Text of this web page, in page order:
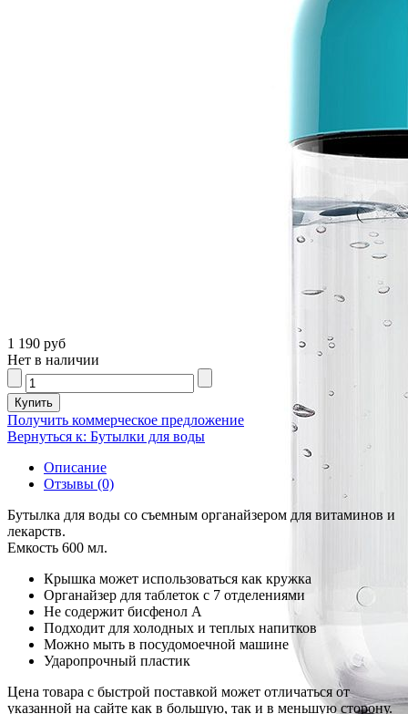
1 190 руб
Нет в наличии
Получить коммерческое предложение
Вернуться к: Бутылки для воды
Описание
Отзывы (0)
Бутылка для воды со съемным органайзером для витаминов и
лекарств.
Емкость 600 мл.
Крышка может использоваться как кружка
Органайзер для таблеток с 7 отделениями
Не содержит бисфенол А
Подходит для холодных и теплых напитков
Можно мыть в посудомоечной машине
Ударопрочный пластик
Цена товара с быстрой поставкой может отличаться от
указанной на сайте как в большую, так и в меньшую сторону.